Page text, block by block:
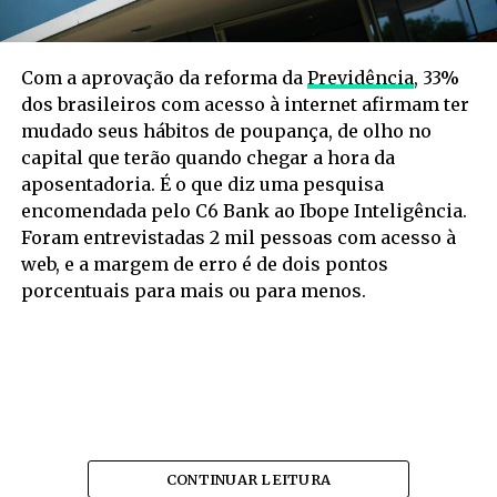
Com a aprovação da reforma da Previdência, 33%
dos brasileiros com acesso à internet afirmam ter
mudado seus hábitos de poupança, de olho no
capital que terão quando chegar a hora da
aposentadoria. É o que diz uma pesquisa
encomendada pelo C6 Bank ao Ibope Inteligência.
Foram entrevistadas 2 mil pessoas com acesso à
web, e a margem de erro é de dois pontos
porcentuais para mais ou para menos.
CONTINUAR LEITURA